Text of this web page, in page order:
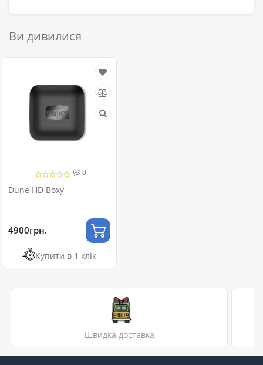
Ви дивилися
0
Dune HD Boxy
4900грн.
Купити в 1 клік
Швидка доставка